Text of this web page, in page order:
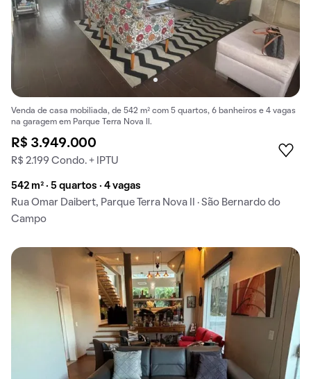
Venda de casa mobiliada, de 542 m² com 5 quartos, 6 banheiros e 4 vagas
na garagem em Parque Terra Nova II.
R$ 3.949.000
R$ 2.199 Condo. + IPTU
542 m² · 5 quartos · 4 vagas
Rua Omar Daibert, Parque Terra Nova II · São Bernardo do
Campo